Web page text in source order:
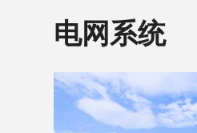
电网系统